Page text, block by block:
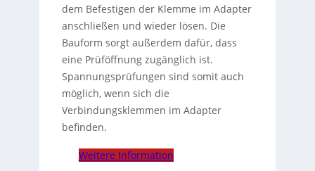
dem Befestigen der Klemme im Adapter
anschließen und wieder lösen. Die
Bauform sorgt außerdem dafür, dass
eine Prüföffnung zugänglich ist.
Spannungsprüfungen sind somit auch
möglich, wenn sich die
Verbindungsklemmen im Adapter
befinden.
Weitere Information